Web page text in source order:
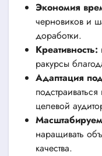
Экономия
черновиков и
доработки.
Креативность:
ракурсы
Адаптация
целевой
наращивать
качества.